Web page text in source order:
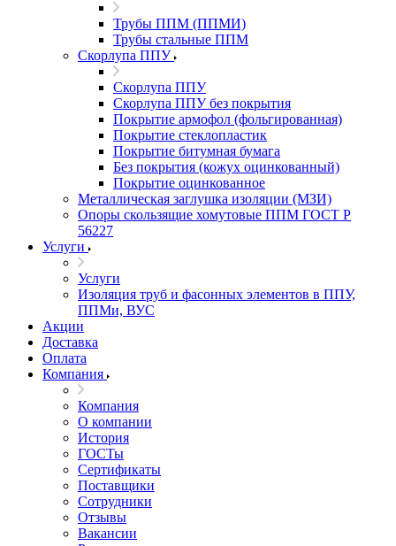
Трубы ППМ (ППМИ)
Трубы стальные ППМ
Скорлупа ППУ
Скорлупа ППУ
Скорлупа ППУ без покрытия
Покрытие армофол (фольгированная)
Покрытие стеклопластик
Покрытие битумная бумага
Без покрытия (кожух оцинкованный)
Покрытие оцинкованное
Металлическая заглушка изоляции (МЗИ)
Опоры скользящие хомутовые ППМ ГОСТ Р
56227
Услуги
Услуги
Изоляция труб и фасонных элементов в ППУ,
ППМи, ВУС
Акции
Доставка
Оплата
Компания
Компания
О компании
История
ГОСТы
Сертификаты
Поставщики
Сотрудники
Отзывы
Вакансии